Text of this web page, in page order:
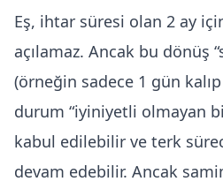
Eş, ihtar süresi olan 2 ay
açılamaz. Ancak bu dönüş
(örneğin sadece 1 gün
durum “iyiniyetli olmayan
kabul edilebilir ve terk
devam edebilir. Ancak